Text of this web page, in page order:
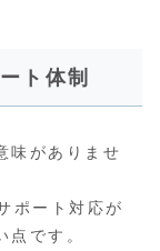
ト体制
味がありませ
ポート対応が
点です。